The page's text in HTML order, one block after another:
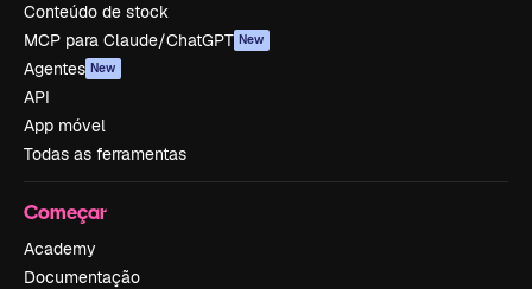
Conteúdo de stock
MCP para Claude/ChatGPT New
Agentes New
API
App móvel
Todas as ferramentas
Começar
Academy
Documentação